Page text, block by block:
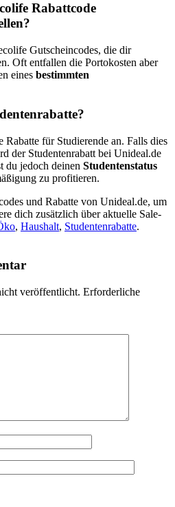
Rabattcode
Gutscheincodes, die dir
Oft entfallen die Portokosten aber
eines bestimmten
für Studierende an. Falls dies
der Studentenrabatt bei Unideal.de
du jedoch deinen Studentenstatus
zu profitieren.
und Rabatte von Unideal.de, um
dich zusätzlich über aktuelle Sale-
, Haushalt, Studentenrabatte.
veröffentlicht. Erforderliche